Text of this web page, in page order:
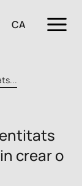
CA
crear o